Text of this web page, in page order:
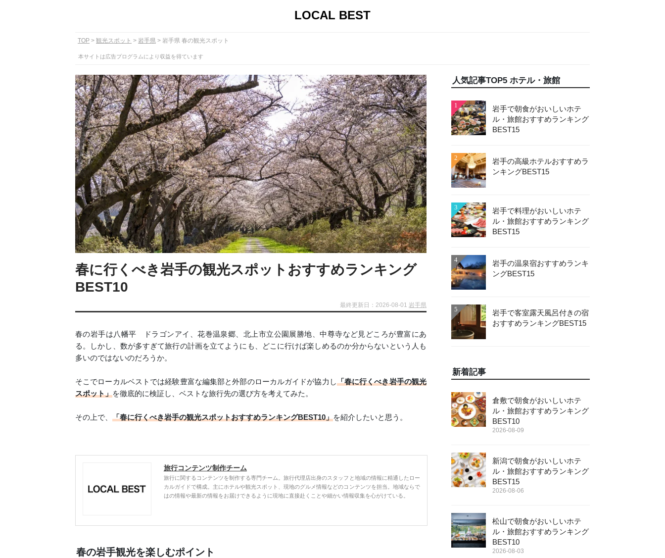
LOCAL BEST
TOP 観光スポット 岩手県 岩手県 春の観光スポット
本サイトは広告プログラムにより収益を得ています
春に行くべき岩手の観光スポットおすすめランキング
BEST10
最終更新日：2026-08-01 岩手県
春の岩手は八幡平 ドラゴンアイ、花巻温泉郷、北上市立公園展勝地、中尊寺など見どころが豊富にあ
る。しかし、数が多すぎて旅行の計画を立てようにも、どこに行けば楽しめるのか分からないという人も
多いのではないのだろうか。
そこでローカルベストでは経験豊富な編集部と外部のローカルガイドが協力し「春に行くべき岩手の観光
スポット」を徹底的に検証し、ベストな旅行先の選び方を考えてみた。
その上で、 「春に行くべき岩手の観光スポットおすすめランキングBEST10」を紹介したいと思う。
旅行コンテンツ制作チーム
旅行に関するコンテンツを制作する専門チーム。旅行代理店出身のスタッフと地域の情報に精通したロー
カルガイドで構成。主にホテルや観光スポット、現地のグルメ情報などのコンテンツを担当。地域ならで
はの情報や最新の情報をお届けできるように現地に直接赴くことや細かい情報収集を心がけている。
春の岩手観光を楽しむポイント
人気記事TOP5 ホテル・旅館
1
岩手で朝食がおいしいホテ
ル・旅館おすすめランキング
BEST15
2
岩手の高級ホテルおすすめラ
ンキングBEST15
3
岩手で料理がおいしいホテ
ル・旅館おすすめランキング
BEST15
4
岩手の温泉宿おすすめランキ
ングBEST15
5
岩手で客室露天風呂付きの宿
おすすめランキングBEST15
新着記事
倉敷で朝食がおいしいホテ
ル・旅館おすすめランキング
BEST10
2026-08-09
新潟で朝食がおいしいホテ
ル・旅館おすすめランキング
BEST15
2026-08-06
松山で朝食がおいしいホテ
ル・旅館おすすめランキング
BEST10
2026-08-03